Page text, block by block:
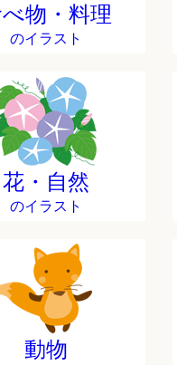
物・料理
のイラスト
花・自然
のイラスト
動物